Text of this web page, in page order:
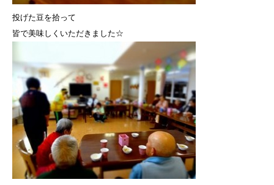
投げた豆を拾って
皆で美味しくいただきました☆